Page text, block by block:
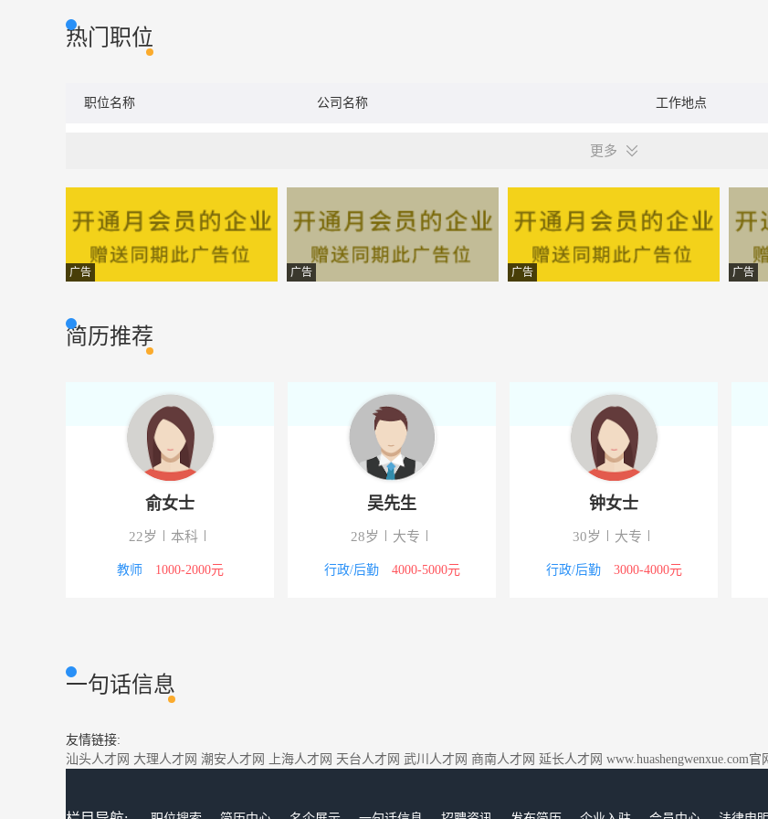
热门职位
职位名称 公司名称 工作地点
更多
广告 广告 广告 广告
简历推荐
俞女士
22岁 本科
教师 1000-2000元
吴先生
28岁 大专
行政/后勤 4000-5000元
钟女士
30岁 大专
行政/后勤 3000-4000元
一句话信息
友情链接:
汕头人才网 大理人才网 潮安人才网 上海人才网 天台人才网 武川人才网 商南人才网 延长人才网 www.huashengwenxue.com官